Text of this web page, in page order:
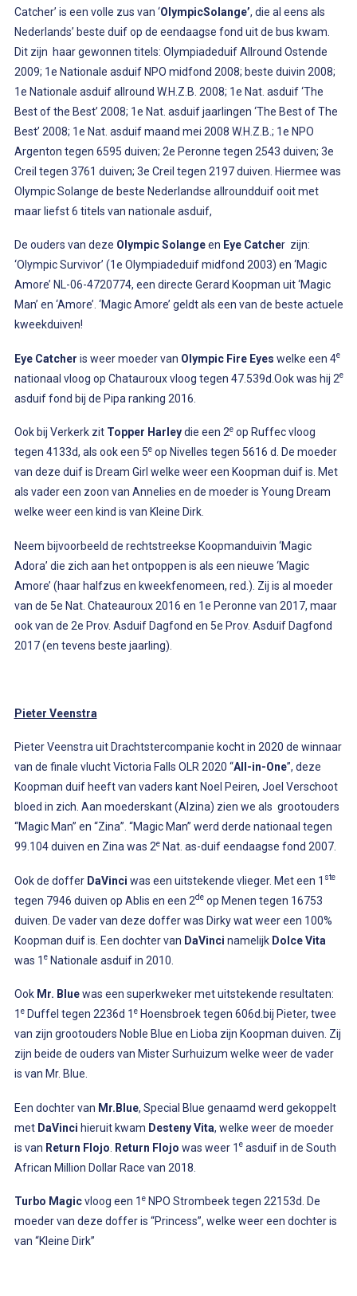
Catcher’ is een volle zus van ‘OlympicSolange’, die al eens als
Nederlands’ beste duif op de eendaagse fond uit de bus kwam.
Dit zijn haar gewonnen titels: Olympiadeduif Allround Ostende
2009; 1e Nationale asduif NPO midfond 2008; beste duivin 2008;
1e Nationale asduif allround W.H.Z.B. 2008; 1e Nat. asduif ‘The
Best of the Best’ 2008; 1e Nat. asduif jaarlingen ‘The Best of The
Best’ 2008; 1e Nat. asduif maand mei 2008 W.H.Z.B.; 1e NPO
Argenton tegen 6595 duiven; 2e Peronne tegen 2543 duiven; 3e
Creil tegen 3761 duiven; 3e Creil tegen 2197 duiven. Hiermee was
Olympic Solange de beste Nederlandse allroundduif ooit met
maar liefst 6 titels van nationale asduif,
De ouders van deze Olympic Solangeen Eye Catcher zijn:
‘Olympic Survivor’ (1e Olympiadeduif midfond 2003) en ‘Magic
Amore’ NL-06-4720774, een directe Gerard Koopman uit ‘Magic
Man’ en ‘Amore’. ‘Magic Amore’ geldt als een van de beste actuele
kweekduiven!
Eye Catcher is weer moeder van Olympic Fire Eyes welke een 4e
nationaal vloog op Chatauroux vloog tegen 47.539d.Ook was hij 2e
asduif fond bij de Pipa ranking 2016.
Ook bij Verkerk zit Topper Harleydie een 2eop Ruffec vloog
tegen 4133d, als ook een 5eop Nivelles tegen 5616 d. De moeder
van deze duif is Dream Girl welke weer een Koopman duif is. Met
als vader een zoon van Annelies en de moeder is Young Dream
welke weer een kind is van Kleine Dirk.
Neem bijvoorbeeld de rechtstreekse Koopmanduivin ‘Magic
Adora’ die zich aan het ontpoppen is als een nieuwe ‘Magic
Amore’ (haar halfzus en kweekfenomeen, red.). Zij is al moeder
van de 5e Nat. Chateauroux 2016 en 1e Peronne van 2017, maar
ook van de 2e Prov. Asduif Dagfond en 5e Prov. Asduif Dagfond
2017 (en tevens beste jaarling).
Pieter Veenstra
Pieter Veenstra uit Drachtstercompanie kocht in 2020 de winnaar
van de finale vlucht Victoria Falls OLR 2020 “All-in-One”, deze
Koopman duif heeft van vaders kant Noel Peiren, Joel Verschoot
bloed in zich. Aan moederskant (Alzina) zien we als grootouders
“Magic Man” en “Zina”. “Magic Man” werd derde nationaal tegen
99.104 duiven en Zina was 2eNat. as-duif eendaagse fond 2007.
Ook de doffer DaVinci was een uitstekende vlieger. Met een 1 ste
tegen 7946 duiven op Ablis en een 2deop Menen tegen 16753
duiven. De vader van deze doffer was Dirky wat weer een 100%
Koopman duif is. Een dochter van DaVinci namelijk Dolce Vita
was 1 eNationale asduif in 2010.
Ook Mr. Bluewas een superkweker met uitstekende resultaten:
1 eDuffel tegen 2236d 1 eHoensbroek tegen 606d.bij Pieter, twee
van zijn grootouders Noble Blue en Lioba zijn Koopman duiven. Zij
zijn beide de ouders van Mister Surhuizum welke weer de vader
is van Mr. Blue.
Een dochter van Mr.Blue, Special Blue genaamd werd gekoppelt
met DaVinci hieruit kwam Desteny Vita, welke weer de moeder
is van Return Flojo Return Flojo was weer 1 easduif in de South
African Million Dollar Race van 2018.
Turbo Magicvloog een 1 eNPO Strombeek tegen 22153d. De
moeder van deze doffer is “Princess”, welke weer een dochter is
van “Kleine Dirk”